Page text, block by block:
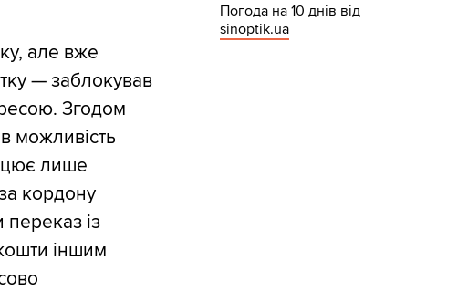
але вже
— заблокував
Згодом
можливість
лише
кордону
переказ із
іншим
Погода на 10 днів від
sinoptik.ua